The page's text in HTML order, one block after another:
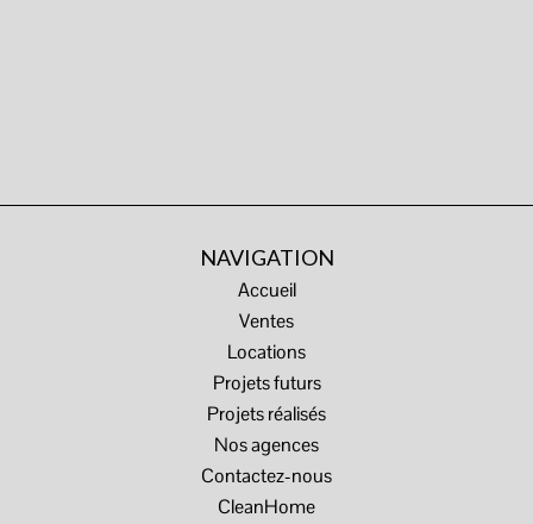
NAVIGATION
Accueil
Ventes
Locations
Projets futurs
Projets réalisés
Nos agences
Contactez-nous
CleanHome